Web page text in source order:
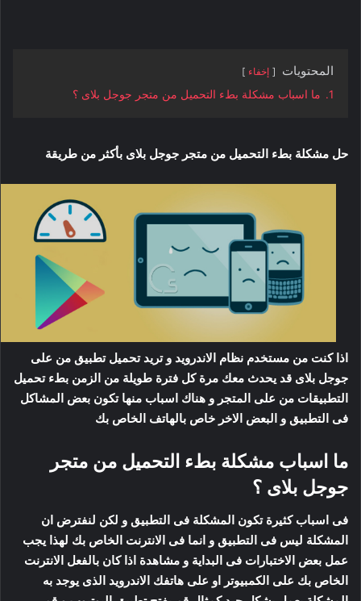
المحتويات إخفاء
1. ما اسباب مشكلة بطء التحميل من متجر جوجل بلاى ؟
حل مشكلة بطء التحميل من متجر جوجل بلاى بأكثر من طريقة
اذا كنت من مستخدم نظام الاندرويد و تريد تحميل تطبيق من على
جوجل بلاى قد يحدث معك مرة كل فترة طويلة من الزمن بطء تحميل
التطبيقات من على المتجر و هناك اسباب منها تكون بعض المشاكل
فى التطبيق و البعض الاخر خاص بالهاتف الخاص بك
ما اسباب مشكلة بطء التحميل من متجر
جوجل بلاى ؟
فى اسباب كثيرة تكون المشكلة فى التطبيق و لكن لنفترض ان
المشكلة ليس فى التطبيق و انما فى الانترنت الخاص بك لهذا يجب
عمل بعض الاختبارات فى البداية و مشاهدة اذا كان بالفعل الانترنت
الخاص بك على الكمبيوتر او على هاتفك الاندرويد الذى يوجد به